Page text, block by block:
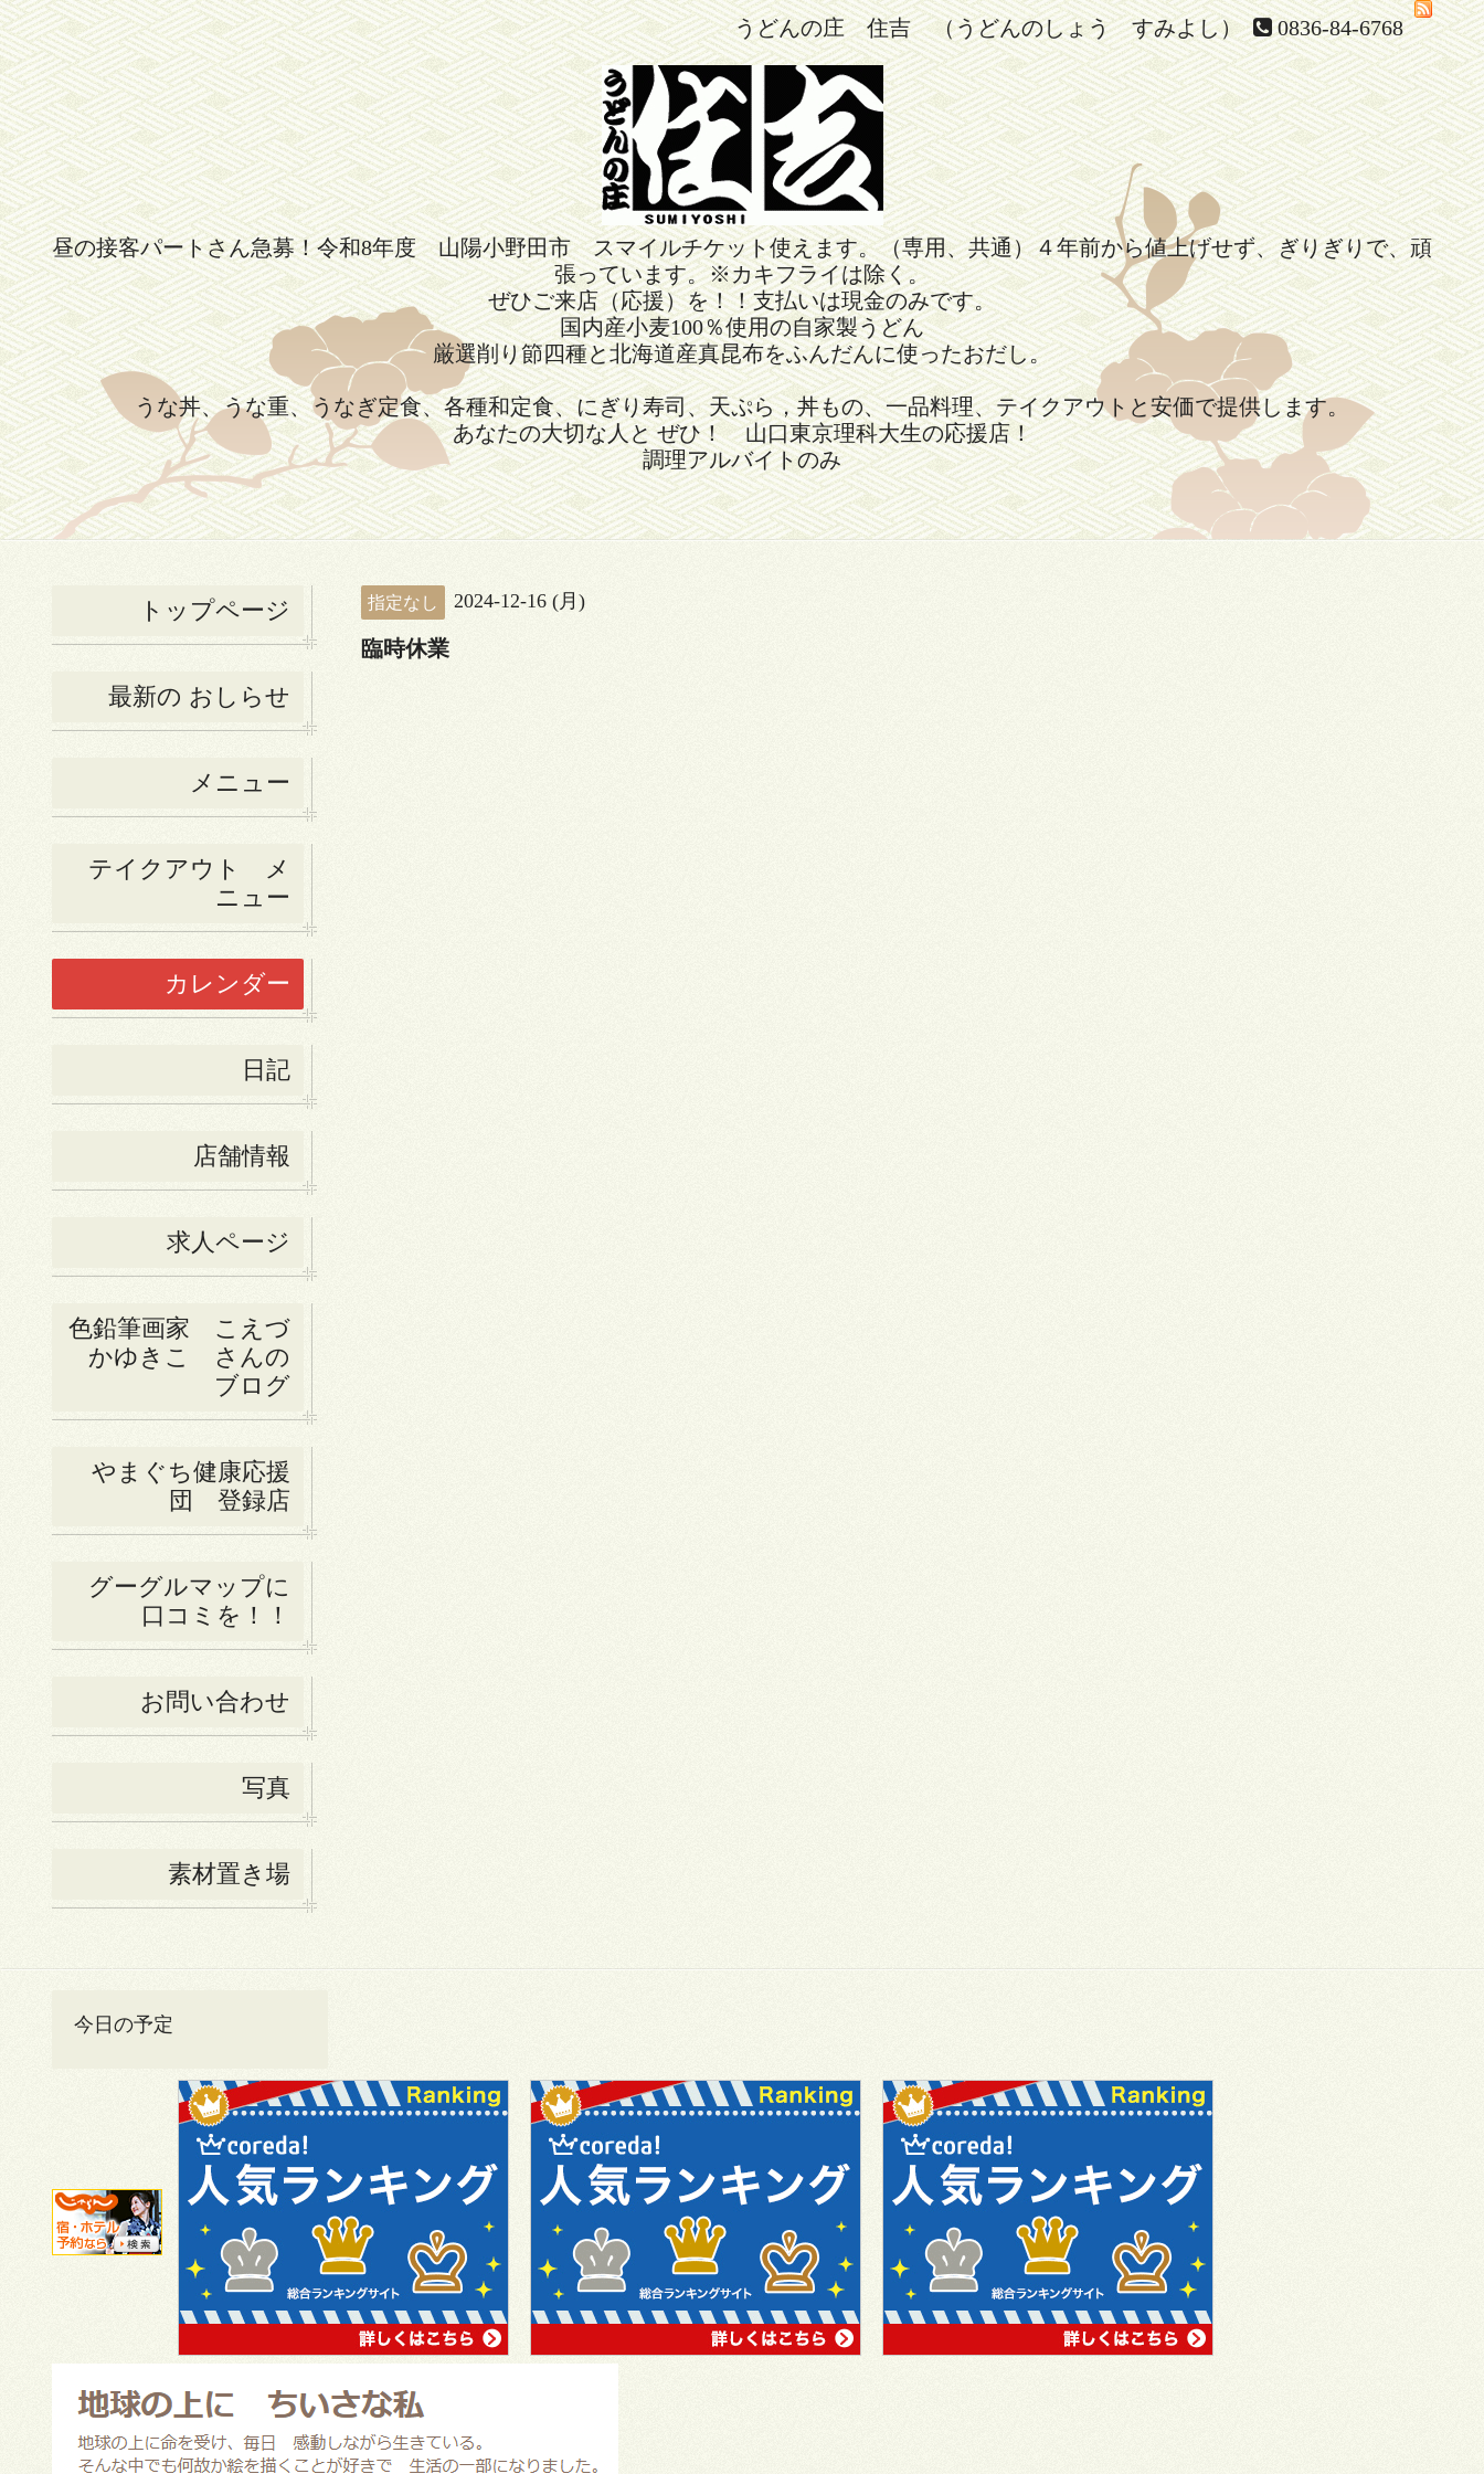
0836-84-6768
うどんの庄 住吉 （うどんのしょう すみよし）
昼の接客パートさん急募！令和8年度 山陽小野田市 スマイルチケット使えます。（専用、共通）４年前から値上げせず、ぎりぎりで、頑
張っています。※カキフライは除く。
ぜひご来店（応援）を！！支払いは現金のみです。
国内産小麦100％使用の自家製うどん
厳選削り節四種と北海道産真昆布をふんだんに使ったおだし。
うな丼、うな重、うなぎ定食、各種和定食、にぎり寿司、天ぷら，丼もの、一品料理、テイクアウトと安価で提供します。
あなたの大切な人と ぜひ！ 山口東京理科大生の応援店！
調理アルバイトのみ
トップページ
最新の おしらせ
メニュー
テイクアウト メ
ニュー
カレンダー
日記
店舗情報
求人ページ
色鉛筆画家 こえづ
かゆきこ さんの
ブログ
やまぐち健康応援
団 登録店
グーグルマップに
口コミを！！
お問い合わせ
写真
素材置き場
指定なし 2024-12-16 (月)
臨時休業
今日の予定